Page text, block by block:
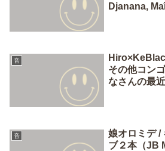
Djanana,
音
その他コン
なさんの最
音
娘オロミデ /
ブ２本（JB